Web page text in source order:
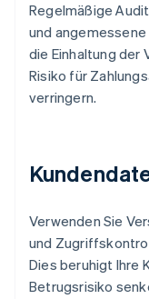
Regelmäßige
und
die Einhaltung der
Risiko für
verringern.
Verwenden Sie
und
Dies beruhigt Ihre
Betrugsrisiko